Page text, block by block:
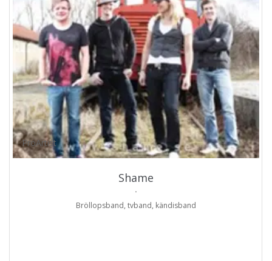
ProArtist
Shame
.
Bröllopsband, tvband, kändisband